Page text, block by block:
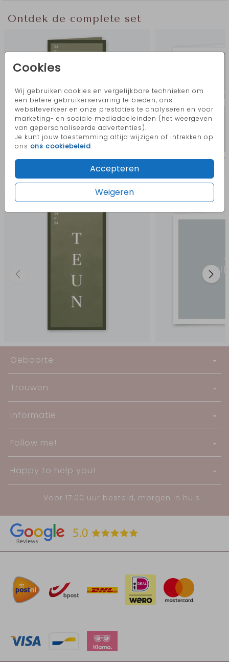
Cookies
Wij gebruiken cookies en vergelijkbare technieken om
een betere gebruikerservaring te bieden, ons
websiteverkeer en onze prestaties te analyseren en voor
marketing- en sociale mediadoeleinden (het weergeven
van gepersonaliseerde advertenties).
Je kunt jouw toestemming altijd wijzigen of intrekken op
ons ons cookiebeleid.
Accepteren
Weigeren
Ontdek de complete set
Meer in deze stijl
Geboorte
Trouwen
Informatie
Follow me!
Happy to help you!
Voor 17:00 uur besteld, morgen in huis